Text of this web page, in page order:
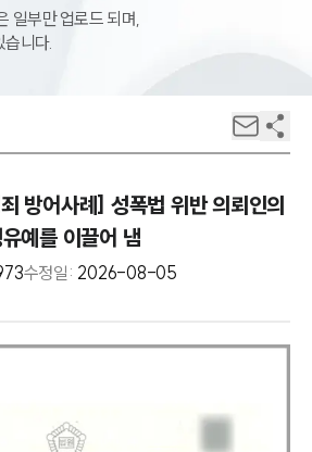
일부만 업로드 되며,
습니다.
방어사례] 성폭법 위반 의뢰인의
예를 이끌어 냄
수정일: 2026-08-05